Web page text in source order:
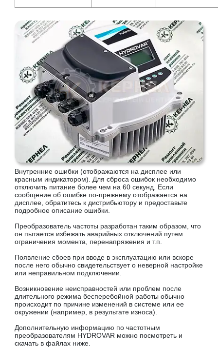
Внутренние ошибки (отображаются на дисплее или
красным индикатором). Для сброса ошибок необходимо
отключить питание более чем на 60 секунд. Если
сообщение об ошибке по-прежнему отображается на
дисплее, обратитесь к дистрибьютору и предоставьте
подробное описание ошибки.
Преобразователь частоты разработан таким образом, что
он пытается избежать аварийных отключений путем
ограничения момента, перенапряжения и т.п.
Появление сбоев при вводе в эксплуатацию или вскоре
после него обычно свидетельствует о неверной настройке
или неправильном подключении.
Возникновение неисправностей или проблем после
длительного режима бесперебойной работы обычно
происходит по причине изменений в системе или ее
окружении (например, в результате износа).
Дополнительную информацию по частотным
преобразователям HYDROVAR можно посмотреть и
скачать в файлах ниже.